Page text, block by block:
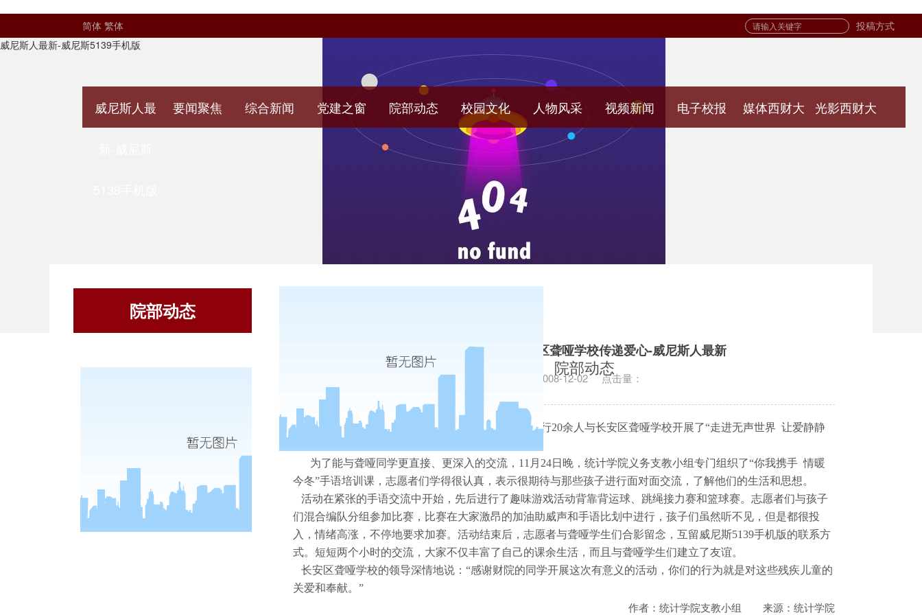
简体 繁体
投稿方式
威尼斯人最新-威尼斯5139手机版
威尼斯人最 要闻聚焦 综合新闻 党建之窗 院部动态 校园文化 人物风采 视频新闻 电子校报 媒体西财大 光影西财大
院部动态
院部动态
统计学院支教小组向长安区聋哑学校传递爱心-威尼斯人最新
发布日期：2008-12-02 点击量：
11月25日下午，统计学院义务支教小组志愿者一行20余人与长安区聋哑学校开展了“走进无声世界 让爱静静
为了能与聋哑同学更直接、更深入的交流，11月24日晚，统计学院义务支教小组专门组织了“你我携手 情暖
今冬”手语培训课，志愿者们学得很认真，表示很期待与那些孩子进行面对面交流，了解他们的生活和思想。
活动在紧张的手语交流中开始，先后进行了趣味游戏活动背靠背运球、跳绳接力赛和篮球赛。志愿者们与孩子
们混合编队分组参加比赛，比赛在大家激昂的加油助威声和手语比划中进行，孩子们虽然听不见，但是都很投
入，情绪高涨，不停地要求加赛。 活动结束后，志愿者与聋哑学生们合影留念，互留威尼斯5139手机版的联系方
式。短短两个小时的交流，大家不仅丰富了自己的课余生活，而且与聋哑学生们建立了友谊。
长安区聋哑学校的领导深情地说：“感谢财院的同学开展这次有意义的活动，你们的行为就是对这些残疾儿童的
关爱和奉献。”
作者：统计学院支教小组 来源：统计学院